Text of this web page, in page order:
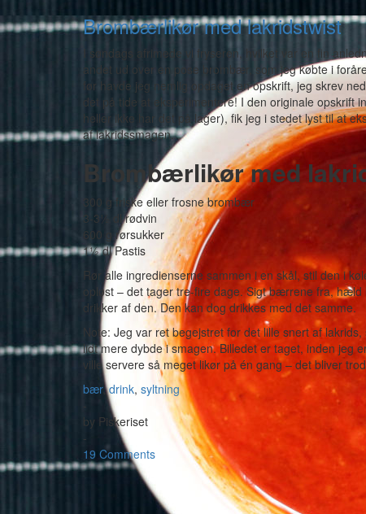
Brombærlikør med lakridstwist
I søndags afrimede vi fryseren, hvilket var en fin
andet ud over en pose brombær, som jeg købte i
før havde jeg nemlig opdaget en opskrift, jeg skrev
det på tide at eksperimentere! I den originale opskrift
heller ikke har det på lager), fik jeg i stedet lyst til at
af lakridssmagen.
Brombærlikør med
300 g friske eller frosne brombær
3-3½ dl rødvin
600 g rørsukker
1½ dl Pastis
Rør alle ingredienserne sammen i en skål, stil den i
opløst – det tager tre-fire dage. Sigt bærrene fra,
drikker af den. Den kan dog drikkes med det samme.
Note: Jeg var ret begejstret for det lille snert af
lidt mere dybde i smagen. Billedet er taget, inden jeg
ville servere så meget likør på én gang – det bliver
bær,drink, syltning
-
by Piskeriset
-
19 Comments